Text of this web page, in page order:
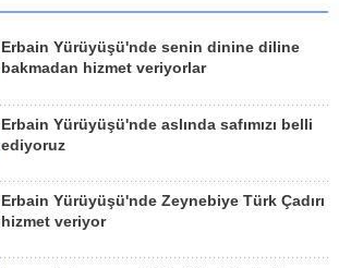
Erbain Yürüyüşü'nde senin dinine diline
bakmadan hizmet veriyorlar
Erbain Yürüyüşü'nde aslında safımızı belli
ediyoruz
Erbain Yürüyüşü'nde Zeynebiye Türk Çadırı
hizmet veriyor